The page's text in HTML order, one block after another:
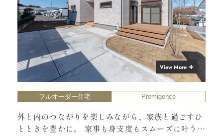
View More
フルオーダー住宅 Premigence
外と内のつながりを楽しみながら、家族と過ごすひ
とときを豊かに。 家事も身支度もスムーズに叶う、